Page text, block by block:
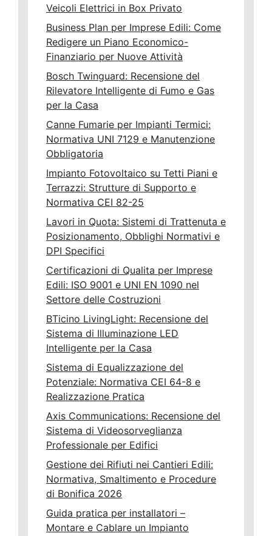
Veicoli Elettrici in Box Privato
Business Plan per Imprese Edili: Come
Redigere un Piano Economico-
Finanziario per Nuove Attività
Bosch Twinguard: Recensione del
Rilevatore Intelligente di Fumo e Gas
per la Casa
Canne Fumarie per Impianti Termici:
Normativa UNI 7129 e Manutenzione
Obbligatoria
Impianto Fotovoltaico su Tetti Piani e
Terrazzi: Strutture di Supporto e
Normativa CEI 82-25
Lavori in Quota: Sistemi di Trattenuta e
Posizionamento, Obblighi Normativi e
DPI Specifici
Certificazioni di Qualita per Imprese
Edili: ISO 9001 e UNI EN 1090 nel
Settore delle Costruzioni
BTicino LivingLight: Recensione del
Sistema di Illuminazione LED
Intelligente per la Casa
Sistema di Equalizzazione del
Potenziale: Normativa CEI 64-8 e
Realizzazione Pratica
Axis Communications: Recensione del
Sistema di Videosorveglianza
Professionale per Edifici
Gestione dei Rifiuti nei Cantieri Edili:
Normativa, Smaltimento e Procedure
di Bonifica 2026
Guida pratica per installatori –
Montare e Cablare un Impianto